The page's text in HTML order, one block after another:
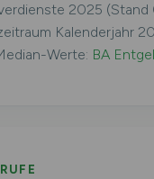
2025 (Stand
Kalenderjahr
Werte: BA